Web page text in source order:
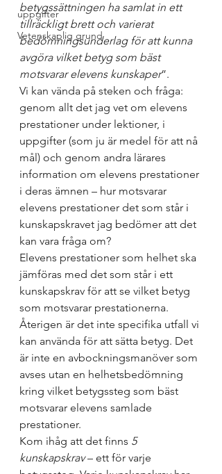
uppgifter
Vetenskaplig grund
betygssättningen ha samlat in ett
tillräckligt brett och varierat
bedömningsunderlag för att kunna
avgöra vilket betyg som bäst
motsvarar elevens kunskaper”.
Vi kan vända på steken och fråga:
genom allt det jag vet om elevens
prestationer under lektioner, i
uppgifter (som ju är medel för att nå
mål) och genom andra lärares
information om elevens prestationer
i deras ämnen – hur motsvarar
elevens prestationer det som står i
kunskapskravet jag bedömer att det
kan vara fråga om?
Elevens prestationer som helhet ska
jämföras med det som står i ett
kunskapskrav för att se vilket betyg
som motsvarar prestationerna.
Återigen är det inte specifika utfall vi
kan använda för att sätta betyg. Det
är inte en avbockningsmanöver som
avses utan en helhetsbedömning
kring vilket betygssteg som bäst
motsvarar elevens samlade
prestationer.
Kom ihåg att det finns 5
kunskapskrav – ett för varje